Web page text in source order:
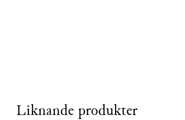
Liknande produkter